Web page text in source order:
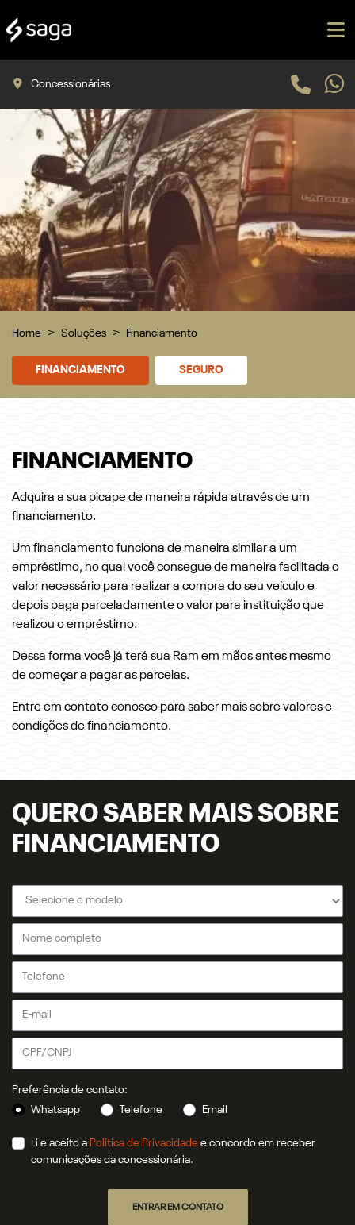
Concessionárias
Home Soluções Financiamento
FINANCIAMENTO SEGURO
FINANCIAMENTO
Adquira a sua picape de maneira rápida através de um
financiamento.
Um financiamento funciona de maneira similar a um
empréstimo, no qual você consegue de maneira facilitada o
valor necessário para realizar a compra do seu veículo e
depois paga parceladamente o valor para instituição que
realizou o empréstimo.
Dessa forma você já terá sua Ram em mãos antes mesmo
de começar a pagar as parcelas.
Entre em contato conosco para saber mais sobre valores e
condições de financiamento.
QUERO SABER MAIS SOBRE
FINANCIAMENTO
Preferência de contato:
Whatsapp
Telefone Email
Li e aceito a Política de Privacidade e concordo em receber
comunicações da concessionária.
ENTRAR EM CONTATO